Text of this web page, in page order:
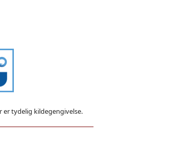
er tydelig kildegengivelse.